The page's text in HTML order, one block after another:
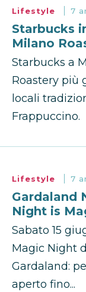
Lifestyle 7
Starbucks
Milano
Starbucks a
Roastery più
locali
Frappuccino.
Lifestyle 7
Gardaland
Night is
Sabato 15
Magic Night
Gardaland:
aperto fino...